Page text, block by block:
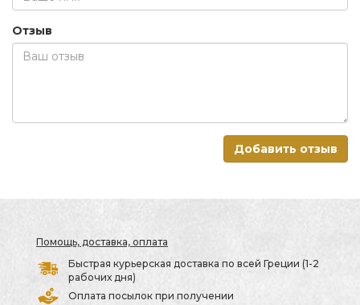
Отзыв
Добавить отзыв
Помощь, доставка, оплата
Быстрая курьерская доставка по всей Греции (1-2
рабочих дня)
Оплата посылок при получении